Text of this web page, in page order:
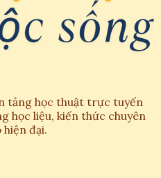
tảng học thuật trực tuyến
học liệu, kiến thức chuyên
hiện đại.